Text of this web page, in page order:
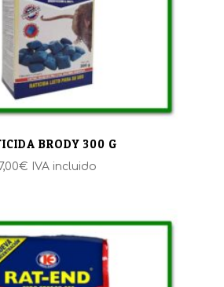
BRODY 300 G
7,00€ IVA incluido